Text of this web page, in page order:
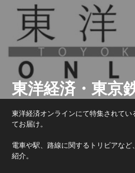
東洋経済・東京
東洋経済オンラインにて特集されて
てお届け。
電車や駅、路線に関するトリビアな
紹介。